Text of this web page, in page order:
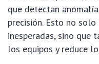
que detectan
precisión. Esto no
inesperadas, sino que
los equipos y reduce